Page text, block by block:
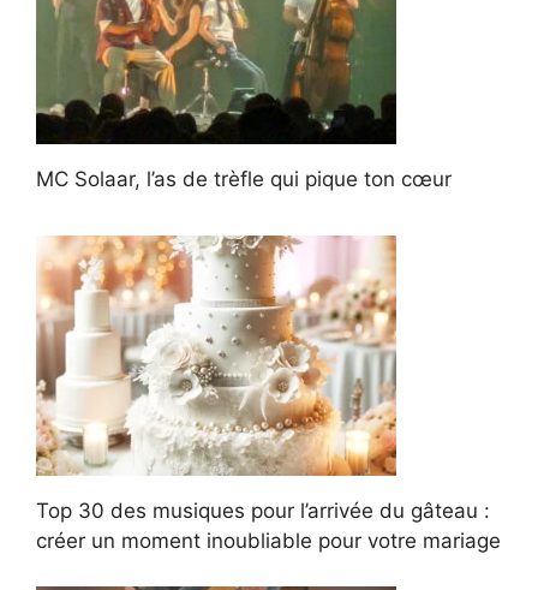
MC Solaar, l’as de trèfle qui pique ton cœur
Top 30 des musiques pour l’arrivée du gâteau :
créer un moment inoubliable pour votre mariage